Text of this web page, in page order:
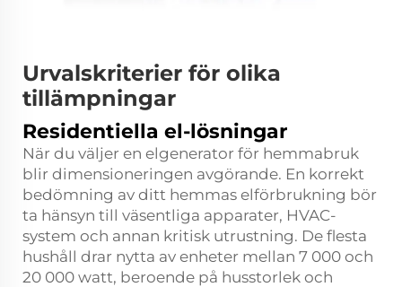
Urvalskriterier för olika
tillämpningar
Residentiella el-lösningar
När du väljer en elgenerator för hemmabruk
blir dimensioneringen avgörande. En korrekt
bedömning av ditt hemmas elförbrukning bör
ta hänsyn till väsentliga apparater, HVAC-
system och annan kritisk utrustning. De flesta
hushåll drar nytta av enheter mellan 7 000 och
20 000 watt, beroende på husstorlek och